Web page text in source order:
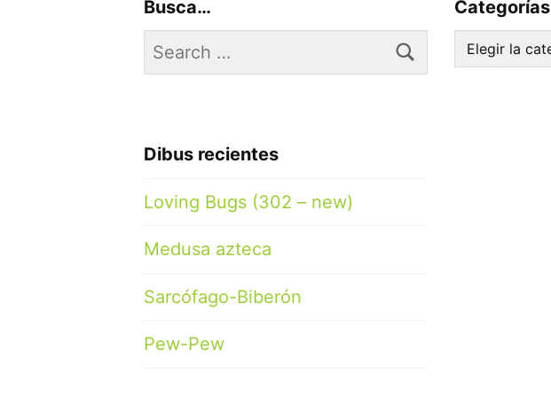
Busca…
Search
for:
Dibus recientes
Loving Bugs (302 – new)
Medusa azteca
Sarcófago-Biberón
Pew-Pew
Categorías
Categorías